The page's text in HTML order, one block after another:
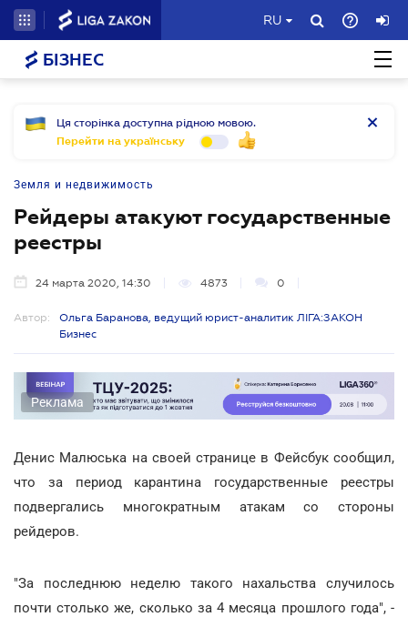
RU
БІЗНЕС
Ця сторінка доступна рідною мовою.
Перейти на українську
Земля и недвижимость
Рейдеры атакуют государственные
реестры
24 марта 2020, 14:30 4873 0
Автор:
Ольга Баранова, ведущий юрист-аналитик ЛІГА:ЗАКОН
Бизнес
Реклама
Денис Малюська на своей странице в Фейсбук сообщил,
что за период карантина государственные реестры
подвергались многократным атакам со стороны
рейдеров.
"За последнюю неделю такого нахальства случилось
почти столько же, сколько за 4 месяца прошлого года", -